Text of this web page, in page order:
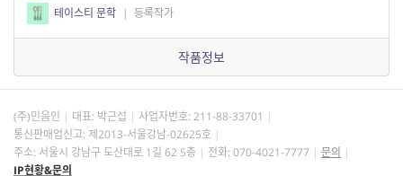
테이스티 문학 | 등록작가
작품정보
(주)민음인 대표: 박근섭 사업자번호: 211-88-33701
통신판매업신고: 제2013-서울강남-02625호
주소: 서울시 강남구 도산대로 1길 62 5층
전화: 070-4021-7777
문의
IP현황&문의